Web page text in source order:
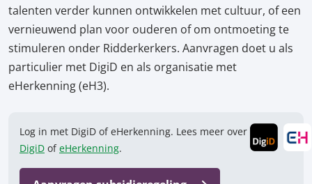
talenten verder kunnen ontwikkelen met cultuur, of een
vernieuwend plan voor ouderen of om ontmoeting te
stimuleren onder Ridderkerkers. Aanvragen doet u als
particulier met DigiD en als organisatie met
eHerkenning (eH3).
Log in met DigiD of eHerkenning. Lees meer over
DigiD ofeHerkenning.